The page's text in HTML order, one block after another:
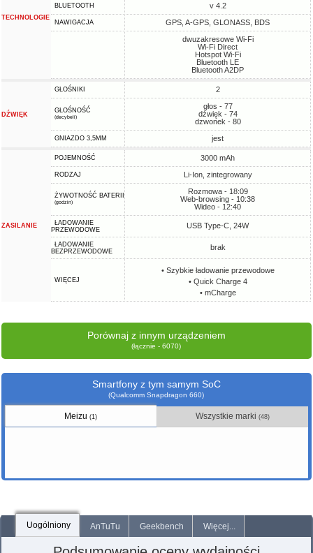
TECHNOLOGIE
BLUETOOTH v 4.2
NAWIGACJA
GPS, A-GPS, GLONASS, BDS
dwuzakresowe Wi-Fi
Wi-Fi Direct
Hotspot Wi-Fi
Bluetooth LE
Bluetooth A2DP
DŹWIĘK
GŁOŚNIKI 2
GŁOŚNOŚĆ
(decybeli)
głos - 77
dźwięk - 74
dzwonek - 80
GNIAZDO 3,5MM jest
ZASILANIE
POJEMNOŚĆ 3000 mAh
RODZAJ Li-Ion, zintegrowany
ŻYWOTNOŚĆ BATERII
(godzin)
Rozmowa - 18:09
Web-browsing - 10:38
Wideo - 12:40
ŁADOWANIE
PRZEWODOWE
USB Type-C, 24W
ŁADOWANIE
BEZPRZEWODOWE
brak
WIĘCEJ
• Szybkie ładowanie przewodowe
• Quick Charge 4
• mCharge
Porównaj z innym urządzeniem
(łącznie - 6070)
Smartfony z tym samym SoC
(Qualcomm Snapdragon 660)
Meizu(1) Wszystkie marki (48)
Uogólniony AnTuTu Geekbench Więcej...